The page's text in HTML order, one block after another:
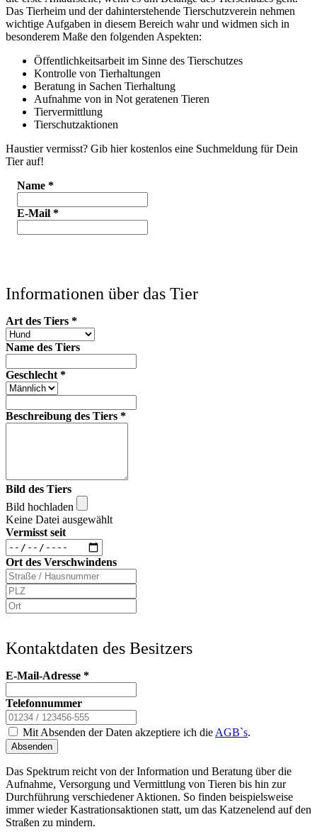
Das Tierheim und der dahinterstehende Tierschutzverein nehmen
wichtige Aufgaben in diesem Bereich wahr und widmen sich in
besonderem Maße den folgenden Aspekten:
Öffentlichkeitsarbeit im Sinne des Tierschutzes
Kontrolle von Tierhaltungen
Beratung in Sachen Tierhaltung
Aufnahme von in Not geratenen Tieren
Tiervermittlung
Tierschutzaktionen
Haustier vermisst? Gib hier kostenlos eine Suchmeldung für Dein
Tier auf!
Name *
E-Mail *
Informationen über das Tier
Art des Tiers *
Name des Tiers
Geschlecht *
Beschreibung des Tiers *
Bild des Tiers
Bild hochladen
Keine Datei ausgewählt
Vermisst seit
Ort des Verschwindens
Kontaktdaten des Besitzers
E-Mail-Adresse *
Telefonnummer
Mit Absenden der Daten akzeptiere ich die AGB`s.
Absenden
Das Spektrum reicht von der Information und Beratung über die
Aufnahme, Versorgung und Vermittlung von Tieren bis hin zur
Durchführung verschiedener Aktionen. So finden beispielsweise
immer wieder Kastrationsaktionen statt, um das Katzenelend auf den
Straßen zu mindern.